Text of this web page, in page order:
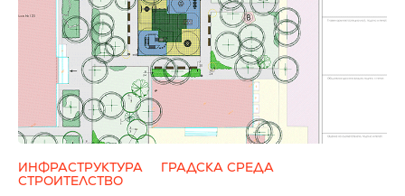
ИНФРАСТРУКТУРА
ГРАДСКА СРЕДА
СТРОИТЕЛСТВО